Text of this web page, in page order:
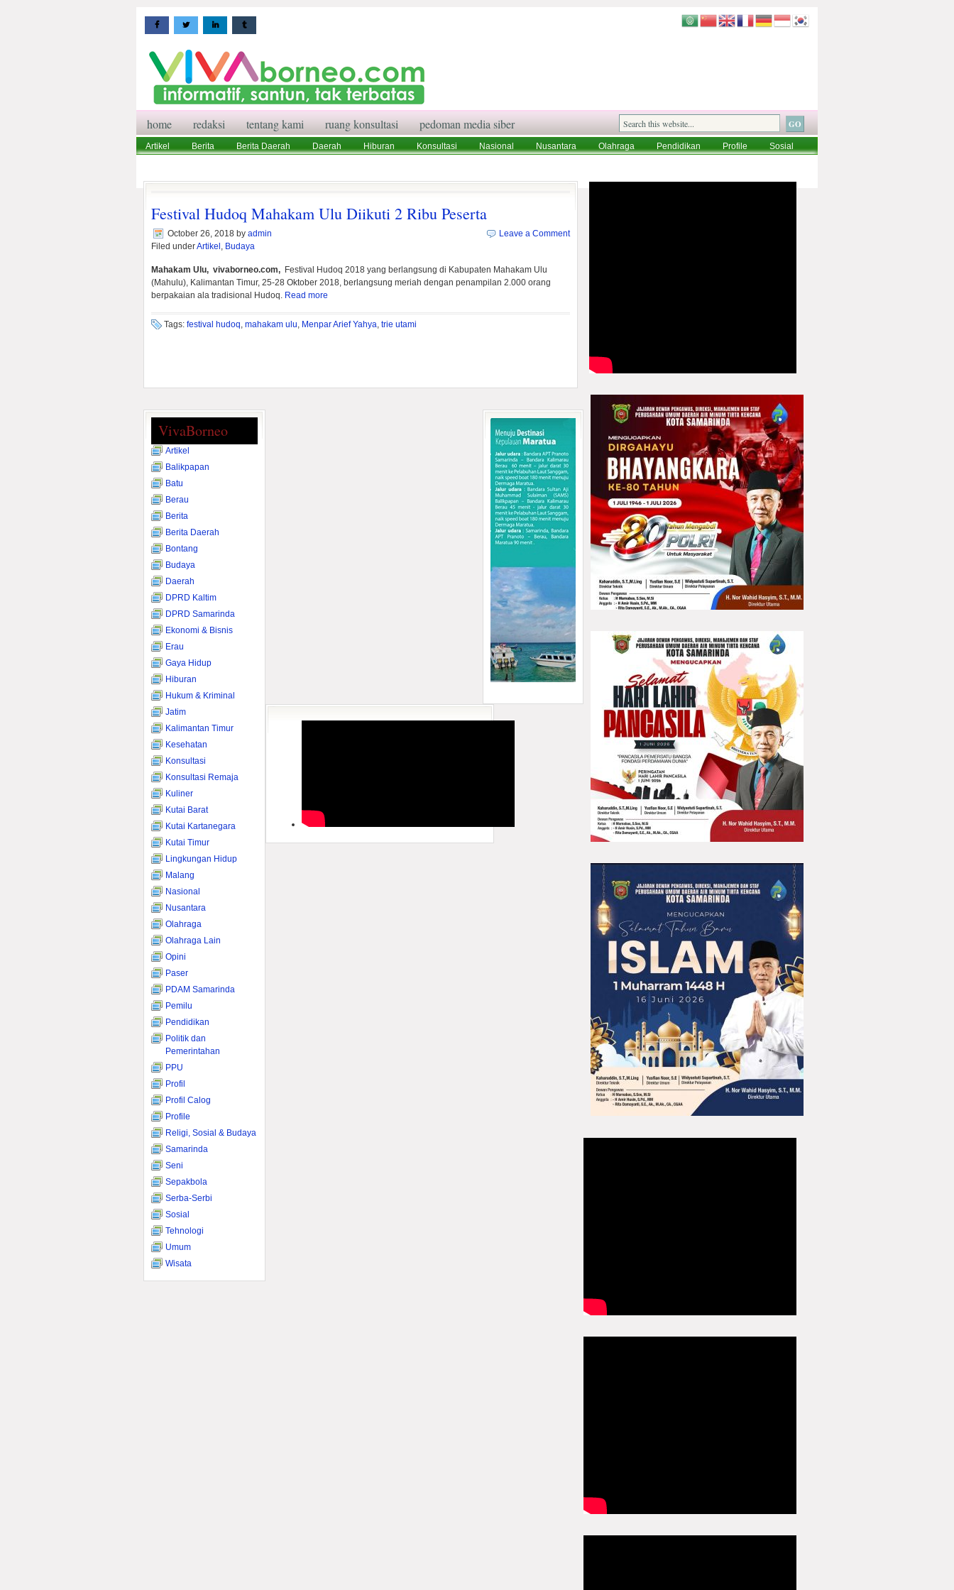
home redaksi tentang kami ruang konsultasi pedoman media siber
Artikel Berita Berita Daerah Daerah Hiburan Konsultasi Nasional Nusantara Olahraga Pendidikan Profile
Sosial
Festival Hudoq Mahakam Ulu Diikuti 2 Ribu Peserta
October 26, 2018 by admin
Filed underArtikel , Budaya
Leave a Comment
Mahakam Ulu, vivaborneo.com, Festival Hudoq 2018 yang berlangsung di Kabupaten Mahakam Ulu
(Mahulu), Kalimantan Timur, 25-28 Oktober 2018, berlangsung meriah dengan penampilan 2.000 orang
berpakaian ala tradisional Hudoq. Read more
Tags: festival hudoq, mahakam ulu, Menpar Arief Yahya, trie utami
VivaBorneo
Artikel
Balikpapan
Batu
Berau
Berita
Berita Daerah
Bontang
Budaya
Daerah
DPRD Kaltim
DPRD Samarinda
Ekonomi & Bisnis
Erau
Gaya Hidup
Hiburan
Hukum & Kriminal
Jatim
Kalimantan Timur
Kesehatan
Konsultasi
Konsultasi Remaja
Kuliner
Kutai Barat
Kutai Kartanegara
Kutai Timur
Lingkungan Hidup
Malang
Nasional
Nusantara
Olahraga
Olahraga Lain
Opini
Paser
PDAM Samarinda
Pemilu
Pendidikan
Politik dan
Pemerintahan
PPU
Profil
Profil Calog
Profile
Religi, Sosial & Budaya
Samarinda
Seni
Sepakbola
Serba-Serbi
Sosial
Tehnologi
Umum
Wisata